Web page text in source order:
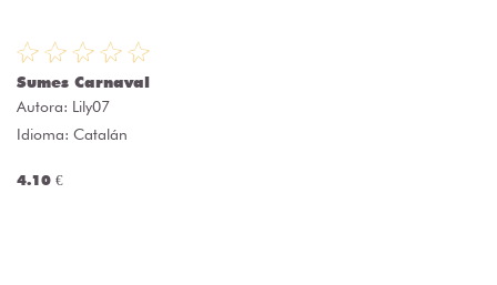
Sumes Carnaval
Autora: Lily07
Idioma: Catalán
4.10 €